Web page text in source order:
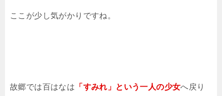
ここが少し気がかりですね。
故郷では百はなは 「すみれ」という一人の少女へ戻り